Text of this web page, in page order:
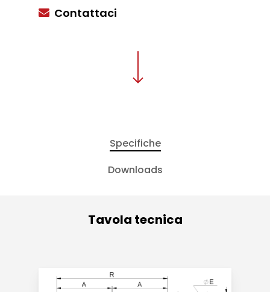
Contattaci
Specifiche
Downloads
Tavola tecnica